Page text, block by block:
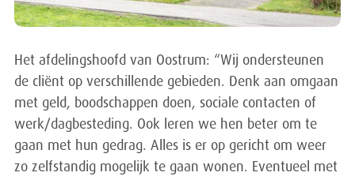
Het afdelingshoofd van Oostrum: “Wij ondersteunen
de cliënt op verschillende gebieden. Denk aan omgaan
met geld, boodschappen doen, sociale contacten of
werk/dagbesteding. Ook leren we hen beter om te
gaan met hun gedrag. Alles is er op gericht om weer
zo zelfstandig mogelijk te gaan wonen. Eventueel met